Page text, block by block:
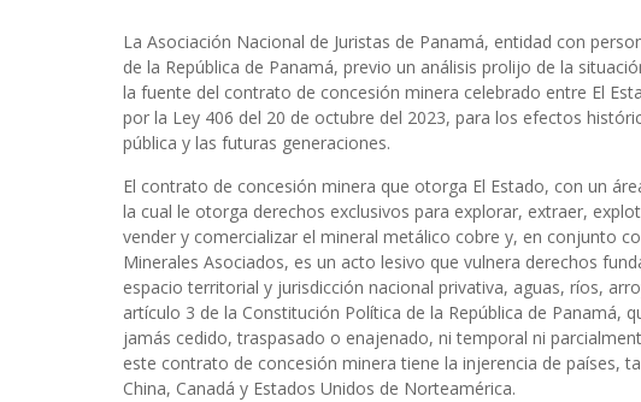
La Asociación Nacional de Juristas de Panamá, entidad con
de la República de Panamá, previo un análisis prolijo de la
la fuente del contrato de concesión minera celebrado entre El
por la Ley 406 del 20 de octubre del 2023, para los efectos
pública y las futuras generaciones.
El contrato de concesión minera que otorga El Estado, con un
la cual le otorga derechos exclusivos para explorar, extraer,
vender y comercializar el mineral metálico cobre y, en conjunto
Minerales Asociados, es un acto lesivo que vulnera derechos
espacio territorial y jurisdicción nacional privativa, aguas, ríos,
artículo 3 de la Constitución Política de la República de Panamá,
jamás cedido, traspasado o enajenado, ni temporal ni
este contrato de concesión minera tiene la injerencia de países,
China, Canadá y Estados Unidos de Norteamérica.